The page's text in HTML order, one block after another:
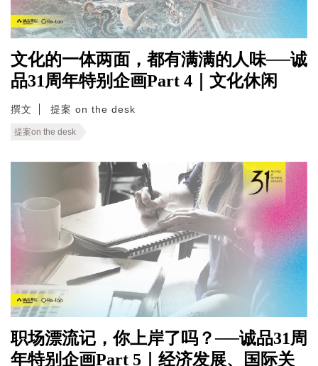
文化的一体两面，都有满满的人味──诚
品31周年特别企画Part 4｜文化休闲
撰文 提案 on the desk
提案on the desk
职场漂流记，你上岸了吗？──诚品31周
年特别企画Part 5｜经济发展、国际关